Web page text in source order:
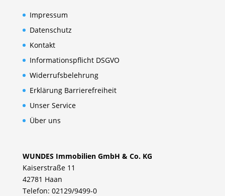
Impressum
Datenschutz
Kontakt
Informationspflicht DSGVO
Widerrufsbelehrung
Erklärung Barrierefreiheit
Unser Service
Über uns
WUNDES Immobilien GmbH & Co. KG
Kaiserstraße 11
42781 Haan
Telefon: 02129/9499-0